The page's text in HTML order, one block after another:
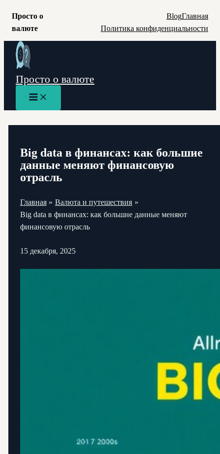
Просто о
валюте
BlogГлавная
Политика конфиденциальности
Перейти
содержимому
Просто о валюте
Main
Menu
Big data в финансах: как большие
данные меняют финансовую
отрасль
Главная
Валюта и путешествия
Big data в финансах: как большие данные меняют
финансовую отрасль
15 декабря, 2025